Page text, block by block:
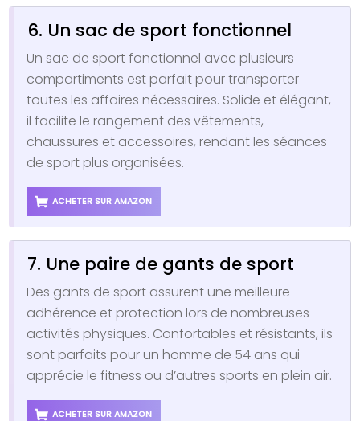
6. Un sac de sport fonctionnel
Un sac de sport fonctionnel avec plusieurs
compartiments est parfait pour transporter
toutes les affaires nécessaires. Solide et élégant,
il facilite le rangement des vêtements,
chaussures et accessoires, rendant les séances
de sport plus organisées.
ACHETER SUR AMAZON
7. Une paire de gants de sport
Des gants de sport assurent une meilleure
adhérence et protection lors de nombreuses
activités physiques. Confortables et résistants, ils
sont parfaits pour un homme de 54 ans qui
apprécie le fitness ou d’autres sports en plein air.
ACHETER SUR AMAZON